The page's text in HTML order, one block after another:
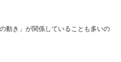
動き」が関係していることも多いの